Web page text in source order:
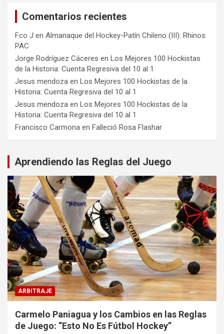
Comentarios recientes
Fco J en Almanaque del Hockey-Patín Chileno (III): Rhinos
PAC
Jorge Rodríguez Cáceres en Los Mejores 100 Hockistas
de la Historia: Cuenta Regresiva del 10 al 1
Jesus mendoza en Los Mejores 100 Hockistas de la
Historia: Cuenta Regresiva del 10 al 1
Jesus mendoza en Los Mejores 100 Hockistas de la
Historia: Cuenta Regresiva del 10 al 1
Francisco Carmona en Falleció Rosa Flashar
Aprendiendo las Reglas del Juego
ARBITRAJE
Carmelo Paniagua y los Cambios en las Reglas
de Juego: “Esto No Es Fútbol Hockey”